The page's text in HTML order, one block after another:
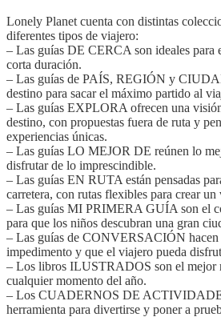
Lonely Planet cuenta con distintas
diferentes tipos de viajero:
– Las guías DE CERCA son ideales para
corta duración.
– Las guías de PAÍS, REGIÓN y
destino para sacar el máximo partido al
– Las guías EXPLORA ofrecen una
destino, con propuestas fuera de ruta y
experiencias únicas.
– Las guías LO MEJOR DE reúnen lo
disfrutar de lo imprescindible.
– Las guías EN RUTA están pensadas
carretera, con rutas flexibles para crear un
– Las guías MI PRIMERA GUÍA son el
para que los niños descubran una gran
– Las guías de CONVERSACIÓN hacen
impedimento y que el viajero pueda
– Los libros ILUSTRADOS son el mejor
cualquier momento del año.
– Los CUADERNOS DE
herramienta para divertirse y poner a